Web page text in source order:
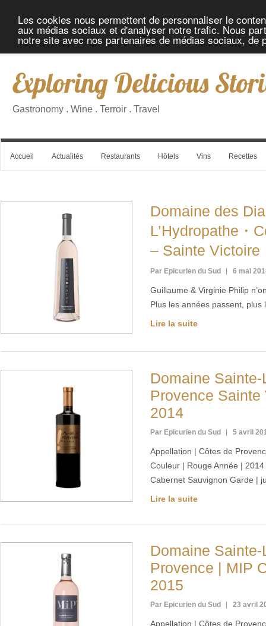
Les cookies nous permettent de personnaliser le
aux médias sociaux et d'analyser notre trafic. Nous
notre site avec nos partenaires de médias sociaux, de
Exploring Delicious
Gastronomy . Wine . Terroir . Travel
Accueil Actualités Restaurants Hôtels Vins Recettes
Domaine des
L’Hydropathe・
– Sainte Victoire
Par Epicurien du Sud 6 mai
Guillaume & Virginie Philip
Plus les années passent,
Lire la suite
Domaine
Provence
2014
Par Epicurien du Sud 5 avril
Appellation | Côtes de
Couleur | Rouge Année |
Cabernet Sauvignon Garde |
Lire la suite
Domaine
Provence | MIP
2015
Par Epicurien du Sud 23 avril
Appellation | Côtes de